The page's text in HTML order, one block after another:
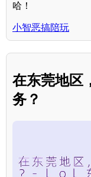
哈！
小智恶搞陪玩
在东莞地区
务？